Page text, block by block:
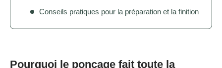
Conseils pratiques pour la préparation et la finition
Pourquoi le ponçage fait toute la